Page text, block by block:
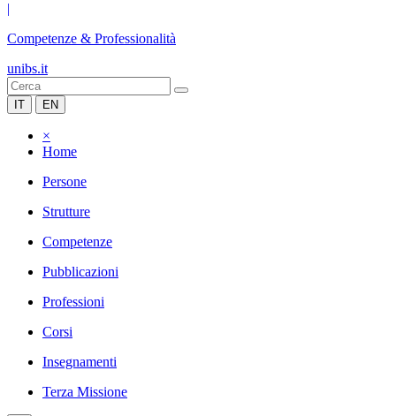
|
Competenze & Professionalità
unibs.it
IT EN
×
Home
Persone
Strutture
Competenze
Pubblicazioni
Professioni
Corsi
Insegnamenti
Terza Missione